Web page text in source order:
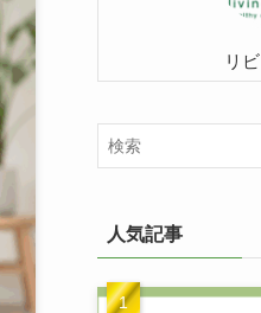
リ
人気記事